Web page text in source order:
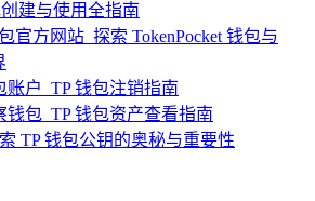
建与使用全指南
官方网站_探索 TokenPocket 钱包与
账户_TP 钱包注销指南
钱包_TP 钱包资产查看指南
TP 钱包公钥的奥秘与重要性